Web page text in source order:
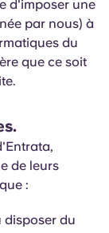
d'imposer une
par nous) à
du
que ce soit
de leurs
:
disposer du